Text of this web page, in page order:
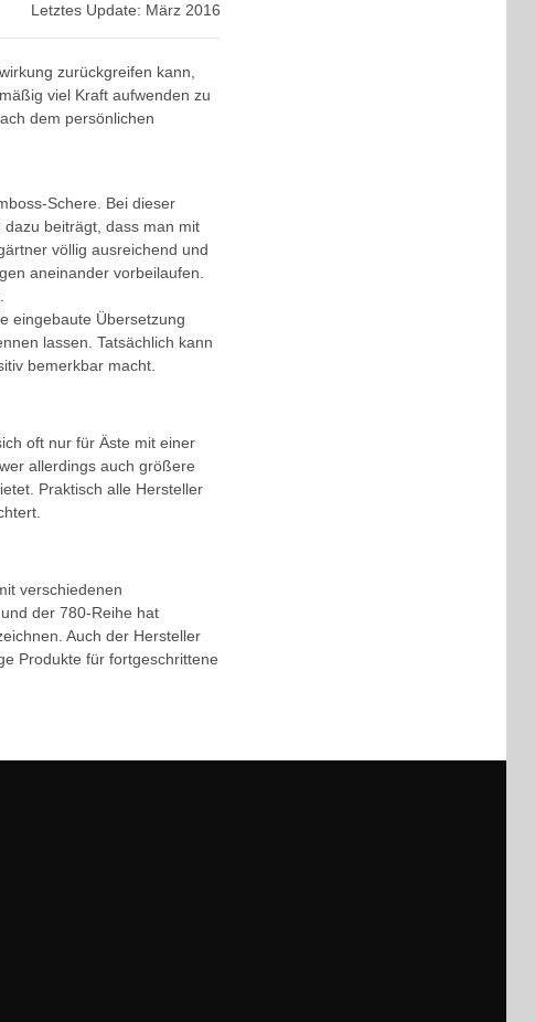
Letztes Update: März 2016
zurückgreifen kann,
viel Kraft aufwenden zu
dem persönlichen
Schere. Bei dieser
beiträgt, dass man mit
völlig ausreichend und
aneinander vorbeilaufen.
eingebaute Übersetzung
lassen. Tatsächlich kann
bemerkbar macht.
oft nur für Äste mit einer
allerdings auch größere
Praktisch alle Hersteller
verschiedenen
der 780-Reihe hat
Auch der Hersteller
Produkte für fortgeschrittene